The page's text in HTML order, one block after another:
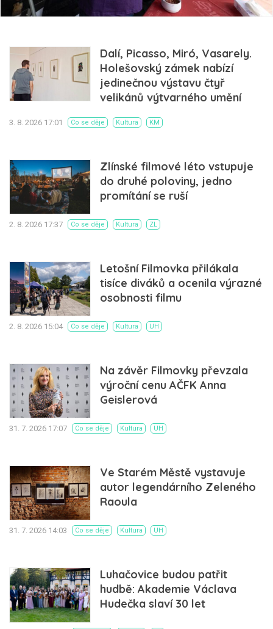
Dalí, Picasso, Miró, Vasarely.
Holešovský zámek nabízí
jedinečnou výstavu čtyř
velikánů výtvarného umění
3. 8. 2026 17:01 Co se děje Kultura KM
Zlínské filmové léto vstupuje
do druhé poloviny, jedno
promítání se ruší
2. 8. 2026 17:37 Co se děje Kultura ZL
Letošní Filmovka přilákala
tisíce diváků a ocenila výrazné
osobnosti filmu
2. 8. 2026 15:04 Co se děje Kultura UH
Na závěr Filmovky převzala
výroční cenu AČFK Anna
Geislerová
31. 7. 2026 17:07 Co se děje Kultura UH
Ve Starém Městě vystavuje
autor legendárního Zeleného
Raoula
31. 7. 2026 14:03 Co se děje Kultura UH
Luhačovice budou patřit
hudbě: Akademie Václava
Hudečka slaví 30 let